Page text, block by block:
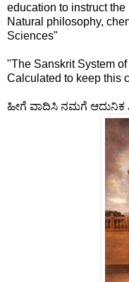
education to instruct
Natural philosophy,
Sciences"
"The Sanskrit System
Calculated to keep this
ಹೀಗೆ ವಾದಿಸಿ ನಮಗೆ ಆದುನಿಕ